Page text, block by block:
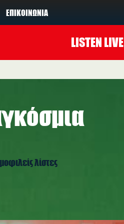
ΕΠΙΚΟΙΝΩΝΊΑ
LISTEN LIVE
λίστες